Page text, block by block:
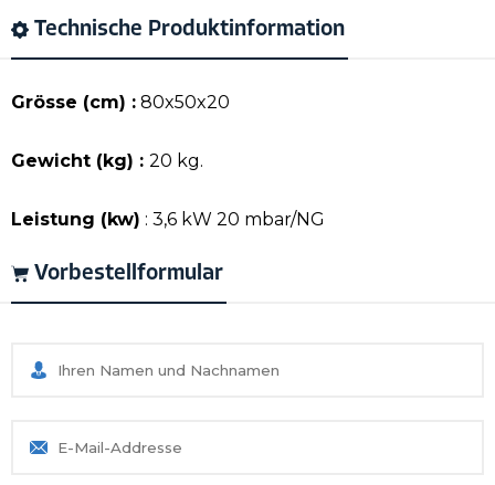
Technische Produktinformation
Grösse (cm) : 80x50x20
Gewicht (kg) : 20 kg.
Leistung (kw) : 3,6 kW 20 mbar/NG
Vorbestellformular